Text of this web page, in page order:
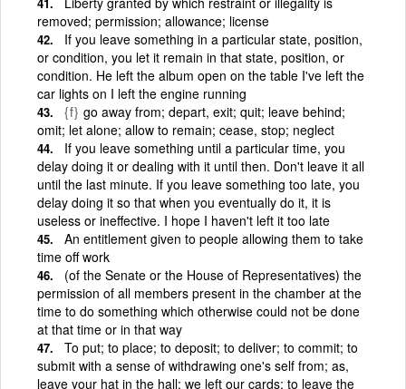
removed; permission; allowance; license
If you leave something in a particular state, position,
or condition, you let it remain in that state, position, or
condition. He left the album open on the table I've left the
car lights on I left the engine running
{f} go away from; depart, exit; quit; leave behind;
omit; let alone; allow to remain; cease, stop; neglect
If you leave something until a particular time, you
delay doing it or dealing with it until then. Don't leave it all
until the last minute. If you leave something too late, you
delay doing it so that when you eventually do it, it is
useless or ineffective. I hope I haven't left it too late
An entitlement given to people allowing them to take
time off work
(of the Senate or the House of Representatives) the
permission of all members present in the chamber at the
time to do something which otherwise could not be done
at that time or in that way
To put; to place; to deposit; to deliver; to commit; to
submit with a sense of withdrawing one's self from; as,
leave your hat in the hall; we left our cards; to leave the